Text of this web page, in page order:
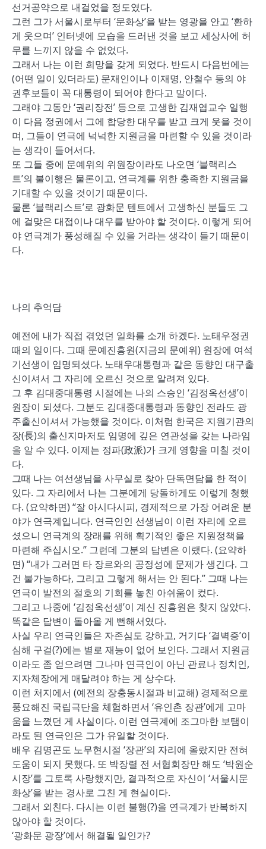
선거공약으로 내걸었을 정도였다.
그런 그가 서울시로부터 ‘문화상’을 받는 영광을 안고 ‘환하
게 웃으며’ 인터넷에 모습을 드러낸 것을 보고 세상사에 허
무를 느끼지 않을 수 없었다.
그래서 나는 이런 희망을 갖게 되었다. 반드시 다음번에는
(어떤 일이 있더라도) 문재인이나 이재명, 안철수 등의 야
권후보들이 꼭 대통령이 되어야 한다고 말이다.
그래야 그동안 ‘권리장전’ 등으로 고생한 김재엽교수 일행
이 다음 정권에서 그에 합당한 대우를 받고 크게 웃을 것이
며, 그들이 연극에 넉넉한 지원금을 마련할 수 있을 것이라
는 생각이 들어서다.
또 그들 중에 문예위의 위원장이라도 나오면 ‘블랙리스
트’의 불이행은 물론이고, 연극계를 위한 충족한 지원금을
기대할 수 있을 것이기 때문이다.
물론 ‘블랙리스트’로 광화문 텐트에서 고생하신 분들도 그
에 걸맞은 대접이나 대우를 받아야 할 것이다. 이렇게 되어
야 연극계가 풍성해질 수 있을 거라는 생각이 들기 때문이
다.
나의 추억담
예전에 내가 직접 겪었던 일화를 소개 하겠다. 노태우정권
때의 일이다. 그때 문예진흥원(지금의 문예위) 원장에 여석
기선생이 임명되셨다. 노태우대통령과 같은 동향인 대구출
신이셔서 그 자리에 오르신 것으로 알려져 있다.
그 후 김대중대통령 시절에는 나의 스승인 ‘김정옥선생’이
원장이 되셨다. 그분도 김대중대통령과 동향인 전라도 광
주출신이셔서 가능했을 것이다. 이처럼 한국은 지원기관의
장(長)의 출신지마저도 임명에 깊은 연관성을 갖는 나라임
을 알 수 있다. 이제는 정파(政派)가 크게 영향을 미칠 것이
다.
그때 나는 여선생님을 사무실로 찾아 단독면담을 한 적이
있다. 그 자리에서 나는 그분에게 당돌하게도 이렇게 청했
다. (요약하면) “잘 아시다시피, 경제적으로 가장 어려운 분
야가 연극계입니다. 연극인인 선생님이 이런 자리에 오르
셨으니 연극계의 장래를 위해 획기적인 좋은 지원정책을
마련해 주십시오.” 그런데 그분의 답변은 이랬다. (요약하
면) “내가 그러면 타 장르와의 공정성에 문제가 생긴다. 그
건 불가능하다, 그리고 그렇게 해서는 안 된다.” 그때 나는
연극이 발전의 절호의 기회를 놓친 아쉬움이 컸다.
그리고 나중에 ‘김정옥선생’이 계신 진흥원은 찾지 않았다.
똑같은 답변이 돌아올 게 뻔해서였다.
사실 우리 연극인들은 자존심도 강하고, 거기다 ‘결벽증’이
심해 구걸(?)에는 별로 재능이 없어 보인다. 그래서 지원금
이라도 좀 얻으려면 그나마 연극인이 아닌 관료나 정치인,
지자체장에게 매달려야 하는 게 상수다.
이런 처지에서 (예전의 장충동시절과 비교해) 경제적으로
풍요해진 국립극단을 체험하면서 ‘유인촌 장관’에게 고마
움을 느꼈던 게 사실이다. 이런 연극계에 조그마한 보탬이
라도 된 연극인은 그가 유일할 것이다.
배우 김명곤도 노무현시절 ‘장관’의 자리에 올랐지만 전혀
도움이 되지 못했다. 또 박장렬 전 서협회장만 해도 ‘박원순
시장’를 그토록 사랑했지만, 결과적으로 자신이 ‘서울시문
화상’을 받는 경사로 그친 게 현실이다.
그래서 외친다. 다시는 이런 불행(?)을 연극계가 반복하지
않아야 할 것이다.
‘광화문 광장’에서 해결될 일인가?